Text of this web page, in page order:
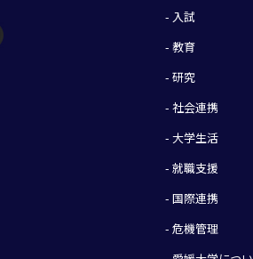
- 入試
- 教育
- 研究
- 社会連携
- 大学生活
- 就職支援
- 国際連携
- 危機管理